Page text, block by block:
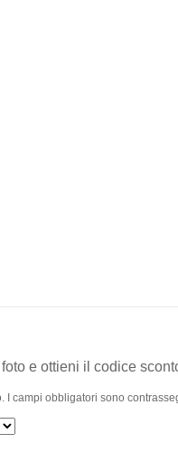
e ottieni il codice
I campi obbligatori sono